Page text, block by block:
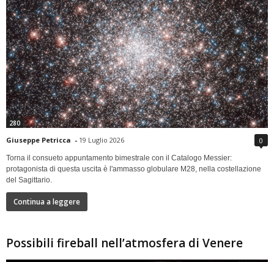
280
Giuseppe Petricca - 19 Luglio 2026 0
Torna il consueto appuntamento bimestrale con il Catalogo Messier:
protagonista di questa uscita è l'ammasso globulare M28, nella costellazione
del Sagittario.
Continua a leggere
Possibili fireball nell’atmosfera di Venere